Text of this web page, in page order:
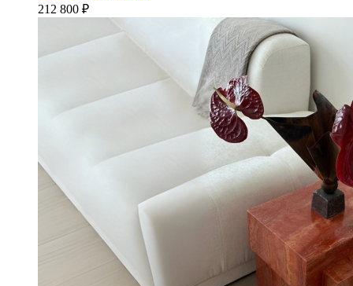
212 800 ₽